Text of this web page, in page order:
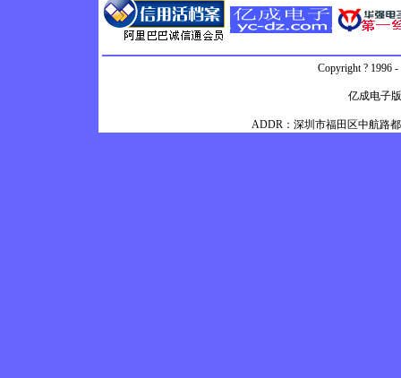
Copyright ? 1996
亿成电子
ADDR：深圳市福田区中航路都